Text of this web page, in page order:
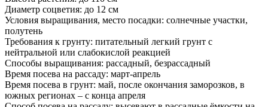
Диаметр соцветия: до 12 см
Условия выращивания, место посадки: солнечные участки,
полутень
Требования к грунту: питательный легкий грунт с
нейтральной или слабокислой реакцией
Способы выращивания: рассадный, безрассадный
Время посева на рассаду: март-апрель
Время посева в грунт: май, после окончания заморозков, в
южных регионах – с конца апреля